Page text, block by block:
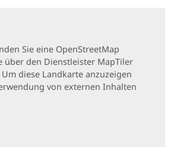
Sie eine OpenStreetMap
über den Dienstleister MapTiler
diese Landkarte anzuzeigen
von externen Inhalten